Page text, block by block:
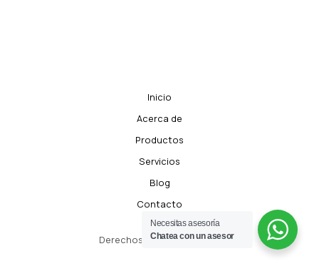
Inicio
Acerca de
Productos
Servicios
Blog
Contacto
Derechos de Autor © 2026
Necesitas asesoría
Chatea con un asesor